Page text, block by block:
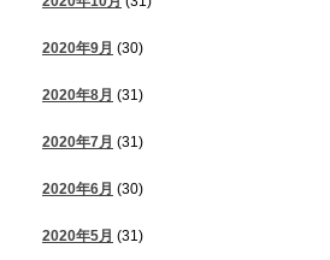
2020年9月 (30)
2020年8月 (31)
2020年7月 (31)
2020年6月 (30)
2020年5月 (31)